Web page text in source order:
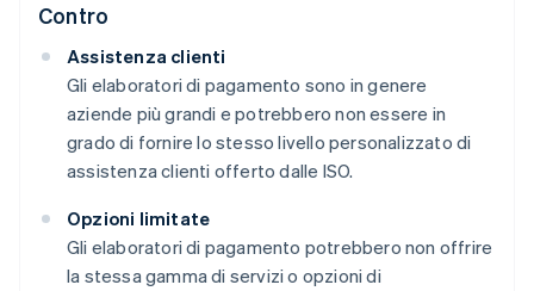
Contro
Assistenza clienti
Gli elaboratori di pagamento sono in genere
aziende più grandi e potrebbero non essere in
grado di fornire lo stesso livello personalizzato di
assistenza clienti offerto dalle ISO.
Opzioni limitate
Gli elaboratori di pagamento potrebbero non offrire
la stessa gamma di servizi o opzioni di